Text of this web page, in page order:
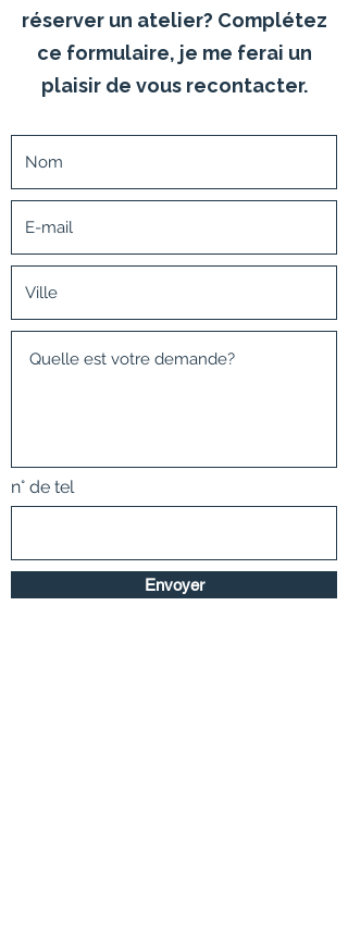
réserver un atelier? Complétez
ce formulaire, je me ferai un
plaisir de vous recontacter.
n° de tel
Envoyer